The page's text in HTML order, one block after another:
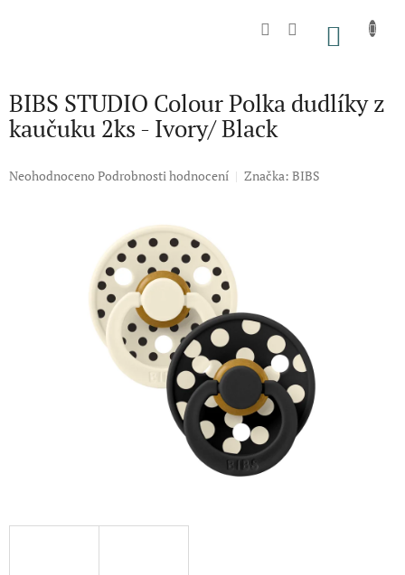
BIBS STUDIO Colour Polka dudlíky z
kaučuku 2ks - Ivory/ Black
Průměrné
Neohodnoceno Podrobnosti hodnocení Značka: BIBS